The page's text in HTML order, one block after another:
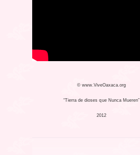
© www.ViveOaxaca.org
“Tierra de dioses que Nunca Mueren”
2012